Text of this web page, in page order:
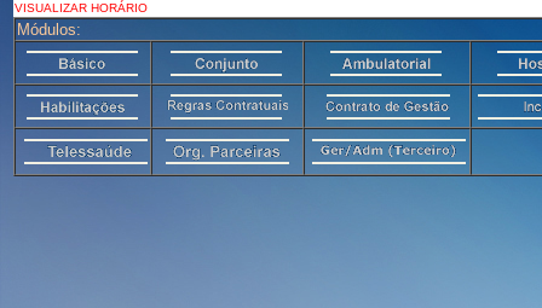
VISUALIZAR HORÁRIO
Módulos: